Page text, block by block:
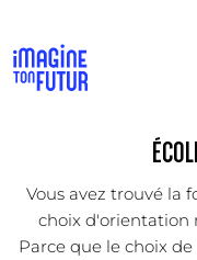
Vous avez trouvé la
choix d'orientation
Parce que le choix